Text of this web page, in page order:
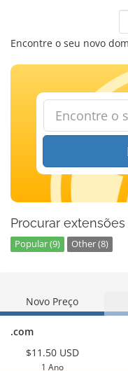
Encontre o seu novo
Procurar
Popular (9) Other (8)
Novo Preço
.com
$11.50 USD
1 Ano